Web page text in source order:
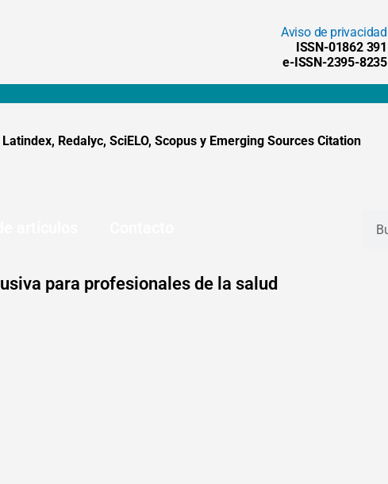
Aviso de privacidad
ISSN-01862 391
e-ISSN-2395-8235
Redalyc, SciELO, Scopus y Emerging Sources Citation
para profesionales de la salud